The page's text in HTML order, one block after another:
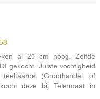
al 20 cm hoog. Zelfde
gekocht. Juiste vochtigheid
(Groothandel of
deze bij Telermaat in